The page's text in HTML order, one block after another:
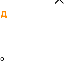
и